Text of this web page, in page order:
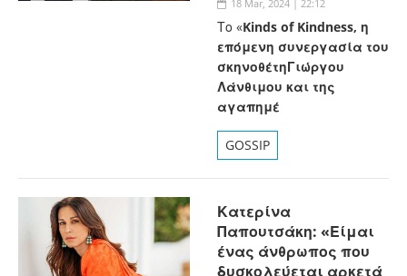
18 Mar, 2024 | 22:12
Το «Kinds of Kindness, η
επόμενη συνεργασία του
σκηνοθέτηΓιώργου
Λάνθιμου και της
αγαπημέ
GOSSIP
Κατερίνα
Παπουτσάκη: «Είμαι
ένας άνθρωπος που
δυσκολεύεται αρκετά